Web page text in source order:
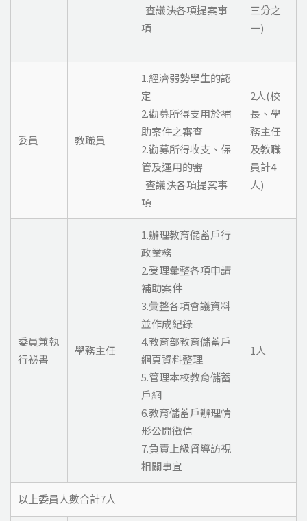
查議決各項提案事
項
三分之
一)
委員 教職員
1.經濟弱勢學生的認
定
2.勸募所得支用於補
助案件之審查
2.勸募所得收支、保
管及運用的審
查議決各項提案事
項
2人(校
長、學
務主任
及教職
員計4
人)
委員兼執
行祕書
學務主任
1.辦理教育儲蓄戶行
政業務
2.受理彙整各項申請
補助案件
3.彙整各項會議資料
並作成紀錄
4.教育部教育儲蓄戶
網頁資料整理
5.管理本校教育儲蓄
戶網
6.教育儲蓄戶辦理情
形公開徵信
7.負責上級督導訪視
相關事宜
1人
以上委員人數合計7人